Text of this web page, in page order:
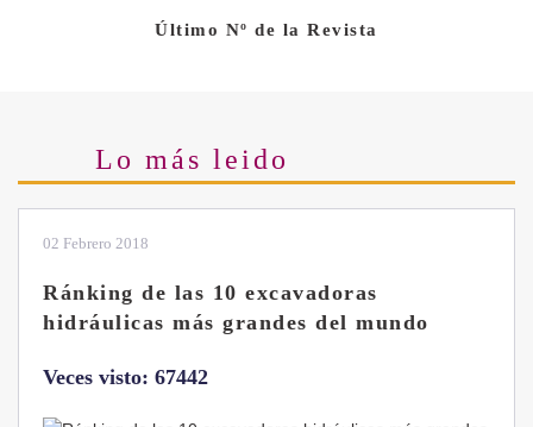
Último Nº de la Revista
Lo más leido
28 Enero 2019
Las ventajas de la excavadora Yanmar
B7 Sigma-6
Veces visto: 32217